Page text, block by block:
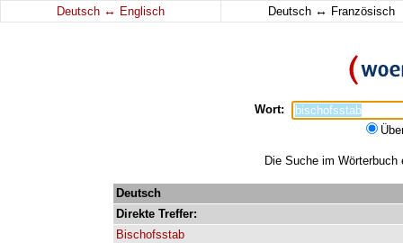
Deutsch ↔ Englisch Deutsch ↔ Französisch
Wort:
Die Suche im
Deutsch
Direkte Treffer:
Bischofsstab